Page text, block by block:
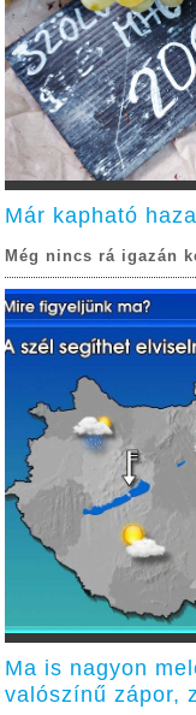
Már kapható
Még nincs rá igazán
Ma is nagyon
valószínű zápor,